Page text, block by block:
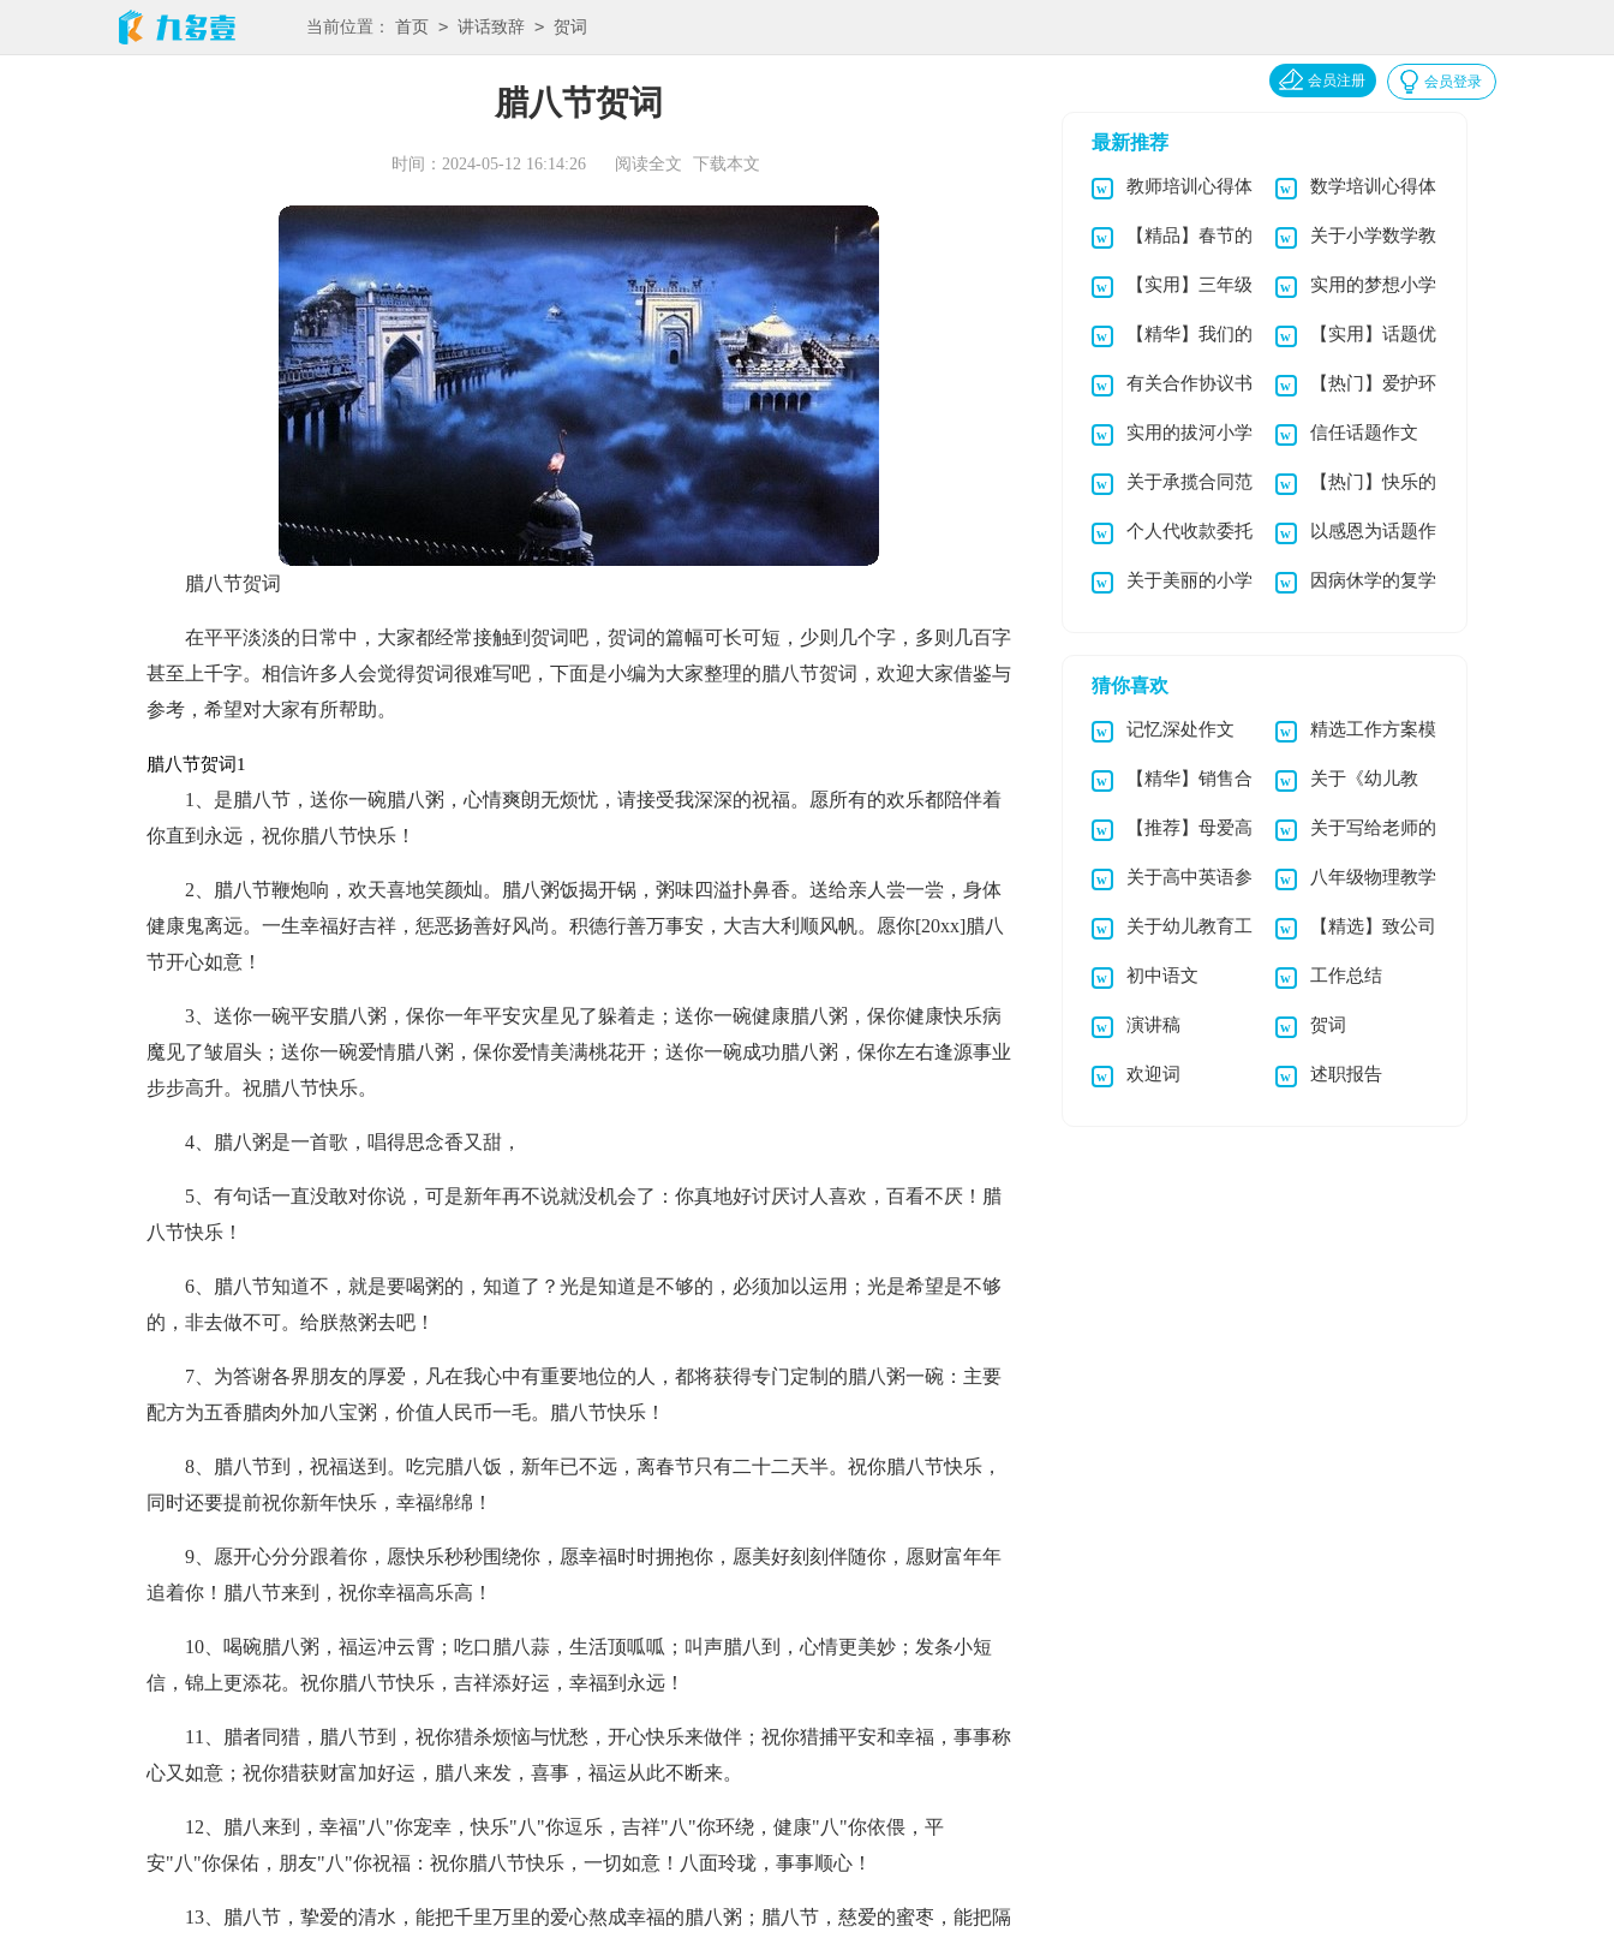
当前位置： 首页 > 讲话致辞 > 贺词
会员登录
会员注册
腊八节贺词
时间：2024-05-12 16:14:26 阅读全文 下载本文
腊八节贺词
在平平淡淡的日常中，大家都经常接触到贺词吧，贺词的篇幅可长可短，少则几个字，多则几百字
甚至上千字。相信许多人会觉得贺词很难写吧，下面是小编为大家整理的腊八节贺词，欢迎大家借鉴与
参考，希望对大家有所帮助。
腊八节贺词1
1、是腊八节，送你一碗腊八粥，心情爽朗无烦忧，请接受我深深的祝福。愿所有的欢乐都陪伴着
你直到永远，祝你腊八节快乐！
2、腊八节鞭炮响，欢天喜地笑颜灿。腊八粥饭揭开锅，粥味四溢扑鼻香。送给亲人尝一尝，身体
健康鬼离远。一生幸福好吉祥，惩恶扬善好风尚。积德行善万事安，大吉大利顺风帆。愿你[20xx]腊八
节开心如意！
3、送你一碗平安腊八粥，保你一年平安灾星见了躲着走；送你一碗健康腊八粥，保你健康快乐病
魔见了皱眉头；送你一碗爱情腊八粥，保你爱情美满桃花开；送你一碗成功腊八粥，保你左右逢源事业
步步高升。祝腊八节快乐。
4、腊八粥是一首歌，唱得思念香又甜，
5、有句话一直没敢对你说，可是新年再不说就没机会了：你真地好讨厌讨人喜欢，百看不厌！腊
八节快乐！
6、腊八节知道不，就是要喝粥的，知道了？光是知道是不够的，必须加以运用；光是希望是不够
的，非去做不可。给朕熬粥去吧！
7、为答谢各界朋友的厚爱，凡在我心中有重要地位的人，都将获得专门定制的腊八粥一碗：主要
配方为五香腊肉外加八宝粥，价值人民币一毛。腊八节快乐！
8、腊八节到，祝福送到。吃完腊八饭，新年已不远，离春节只有二十二天半。祝你腊八节快乐，
同时还要提前祝你新年快乐，幸福绵绵！
9、愿开心分分跟着你，愿快乐秒秒围绕你，愿幸福时时拥抱你，愿美好刻刻伴随你，愿财富年年
追着你！腊八节来到，祝你幸福高乐高！
10、喝碗腊八粥，福运冲云霄；吃口腊八蒜，生活顶呱呱；叫声腊八到，心情更美妙；发条小短
信，锦上更添花。祝你腊八节快乐，吉祥添好运，幸福到永远！
11、腊者同猎，腊八节到，祝你猎杀烦恼与忧愁，开心快乐来做伴；祝你猎捕平安和幸福，事事称
心又如意；祝你猎获财富加好运，腊八来发，喜事，福运从此不断来。
12、腊八来到，幸福"八"你宠幸，快乐"八"你逗乐，吉祥"八"你环绕，健康"八"你依偎，平
安"八"你保佑，朋友"八"你祝福：祝你腊八节快乐，一切如意！八面玲珑，事事顺心！
13、腊八节，挚爱的清水，能把千里万里的爱心熬成幸福的腊八粥；腊八节，慈爱的蜜枣，能把隔
最新推荐
教师培训心得体
会范文 15篇
数学培训心得体
会
【精品】春节的
小学作文3篇
关于小学数学教
案范文汇编八篇
【实用】三年级
小学作文3篇
实用的梦想小学
作文三篇
【精华】我们的
故事小学作文三篇
【实用】话题优
秀作文汇编九篇
有关合作协议书
锦集7篇
【热门】爱护环
境小学作文四篇
实用的拔河小学
作文3篇
信任话题作文
关于承揽合同范
本
【热门】快乐的
中秋小学作文4篇
个人代收款委托
书
以感恩为话题作
文
关于美丽的小学 因病休学的复学
猜你喜欢
记忆深处作文 精选工作方案模
板集锦八篇
【精华】销售合
同集锦六篇
关于《幼儿教
育》心得体会范文锦
集9篇
【推荐】母爱高
中作文汇总9篇
关于写给老师的
感谢信7篇
关于高中英语参
考作文锦集五篇
八年级物理教学
工作计划
关于幼儿教育工
作计划集锦10篇
【精选】致公司
感谢信四篇
初中语文 工作总结
演讲稿 贺词
欢迎词 述职报告